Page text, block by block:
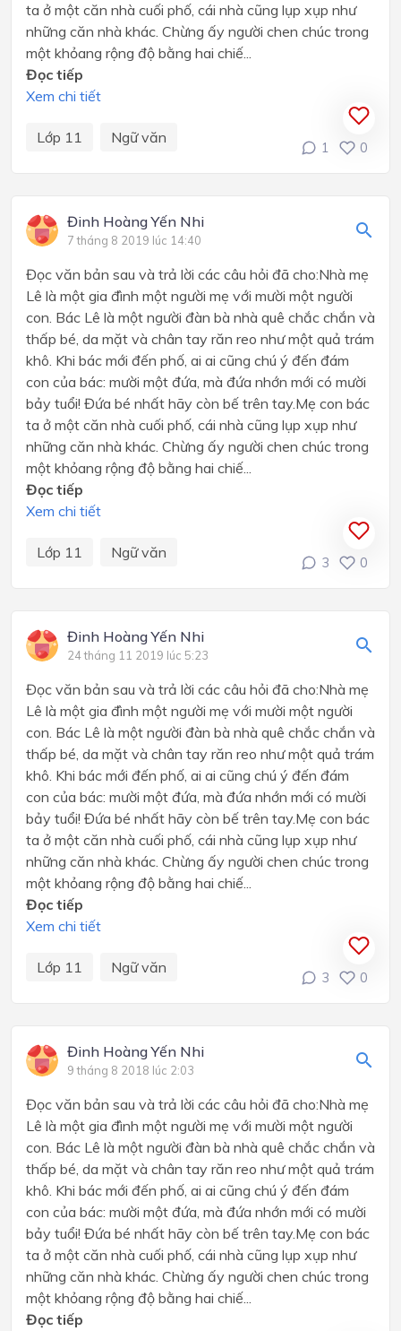
ta ở một căn nhà cuối phố, cái nhà cũng lụp xụp như
những căn nhà khác. Chừng ấy người chen chúc trong
một khỏang rộng độ bằng hai chiế...
Đọc tiếp
Xem chi tiết
Lớp 11 Ngữ văn
1 0
Đinh Hoàng Yến Nhi
7 tháng 8 2019 lúc 14:40
Đọc văn bản sau và trả lời các câu hỏi đã cho:Nhà mẹ
Lê là một gia đình một người mẹ với mười một người
con. Bác Lê là một người đàn bà nhà quê chắc chắn và
thấp bé, da mặt và chân tay răn reo như một quả trám
khô. Khi bác mới đến phố, ai ai cũng chú ý đến đám
con của bác: mười một đứa, mà đứa nhớn mới có mười
bảy tuổi! Đứa bé nhất hãy còn bế trên tay.Mẹ con bác
ta ở một căn nhà cuối phố, cái nhà cũng lụp xụp như
những căn nhà khác. Chừng ấy người chen chúc trong
một khỏang rộng độ bằng hai chiế...
Đọc tiếp
Xem chi tiết
Lớp 11 Ngữ văn
3 0
Đinh Hoàng Yến Nhi
24 tháng 11 2019 lúc 5:23
Đọc văn bản sau và trả lời các câu hỏi đã cho:Nhà mẹ
Lê là một gia đình một người mẹ với mười một người
con. Bác Lê là một người đàn bà nhà quê chắc chắn và
thấp bé, da mặt và chân tay răn reo như một quả trám
khô. Khi bác mới đến phố, ai ai cũng chú ý đến đám
con của bác: mười một đứa, mà đứa nhớn mới có mười
bảy tuổi! Đứa bé nhất hãy còn bế trên tay.Mẹ con bác
ta ở một căn nhà cuối phố, cái nhà cũng lụp xụp như
những căn nhà khác. Chừng ấy người chen chúc trong
một khỏang rộng độ bằng hai chiế...
Đọc tiếp
Xem chi tiết
Lớp 11 Ngữ văn
3 0
Đinh Hoàng Yến Nhi
9 tháng 8 2018 lúc 2:03
Đọc văn bản sau và trả lời các câu hỏi đã cho:Nhà mẹ
Lê là một gia đình một người mẹ với mười một người
con. Bác Lê là một người đàn bà nhà quê chắc chắn và
thấp bé, da mặt và chân tay răn reo như một quả trám
khô. Khi bác mới đến phố, ai ai cũng chú ý đến đám
con của bác: mười một đứa, mà đứa nhớn mới có mười
bảy tuổi! Đứa bé nhất hãy còn bế trên tay.Mẹ con bác
ta ở một căn nhà cuối phố, cái nhà cũng lụp xụp như
những căn nhà khác. Chừng ấy người chen chúc trong
một khỏang rộng độ bằng hai chiế...
Đọc tiếp